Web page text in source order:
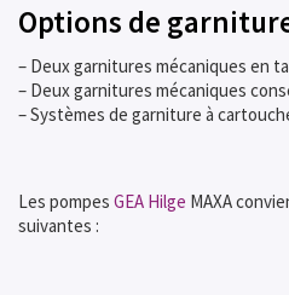
Options de
– Deux garnitures mécaniques en
– Deux garnitures mécaniques
– Systèmes de garniture à
Les pompes GEA Hilge MAXA
suivantes :